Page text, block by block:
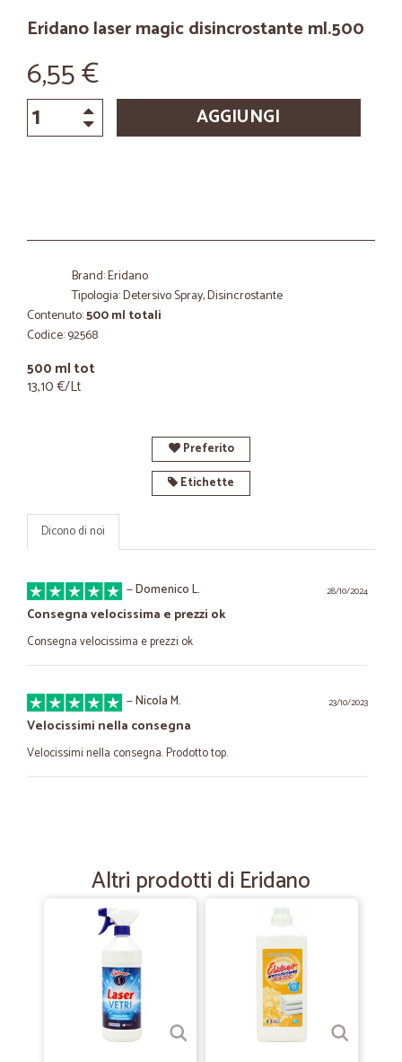
Eridano laser magic disincrostante ml.500
6,55 €
AGGIUNGI
Brand: Eridano
Tipologia: Detersivo Spray, Disincrostante
Contenuto:500 ml totali
Codice: 92568
500 ml tot
13,10 €/Lt
Preferito
Etichette
Dicono di noi
28/10/2024
—Domenico L.
Consegna velocissima e prezzi ok
Consegna velocissima e prezzi ok
23/10/2023
—Nicola M.
Velocissimi nella consegna
Velocissimi nella consegna. Prodotto top.
—Isabella M.
. Spesa al supermercato Super !
il supermercato Super, dove puoi trovare una vasta gamma di prodotti
a prezzi in linea con altri supermercati. Prodotti molto buoni sia da
banco che confezionati. Nel periodo covid 19 ci sono stati lievi
aumenti sperando che in futuro i prezzi si abbassino leggermente per
certi prodotti. Un vero peccato che non si possano trovare i surgelati,
Altri prodotti di Eridano